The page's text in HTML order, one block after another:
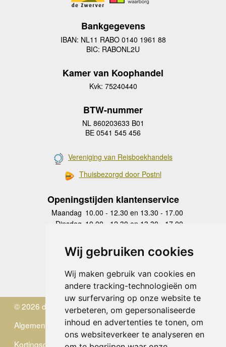
Wij gebruiken cookies
Wij maken gebruik van cookies en
andere tracking-technologieën om
uw surfervaring op onze website te
verbeteren, om gepersonaliseerde
inhoud en advertenties te tonen, om
ons websiteverkeer te analyseren en
Bankgegevens
IBAN: NL11 RABO 0140 1961 88
BIC: RABONL2U
Kamer van Koophandel
Kvk: 75240440
BTW-nummer
NL 860203633 B01
BE 0541 545 456
Vereniging van Reisboekhandels
Thuisbezorgd door Postnl
Openingstijden klantenservice
Maandag 10.00 - 12.30 en 13.30 - 17.00
Dinsdag 10.00 - 12.30 en 13.30 - 17.00
Donderdag
10.00 - 12.30 en 13.30 - 17.00
Vrijdag 10.00 - 12.30 en 13.30 - 17.00
Zaterdag
gesloten
Zondag gesloten
© 2026 de Zwerver
Algemene Voorwaarden
Kortingscode